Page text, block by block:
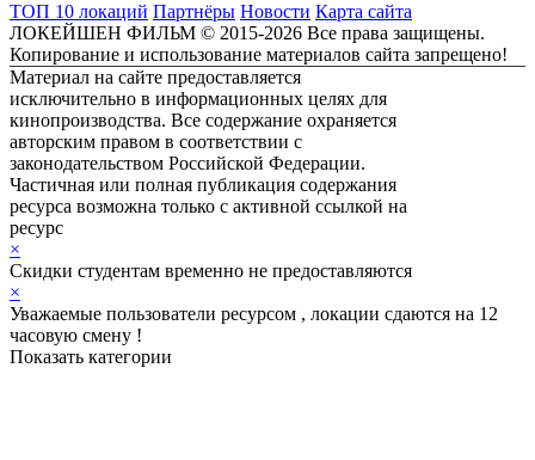
ТОП 10 локаций Партнёры Новости Карта сайта
ЛОКЕЙШЕН ФИЛЬМ © 2015-2026 Все права защищены.
Копирование и использование материалов сайта запрещено!
Материал на сайте предоставляется
исключительно в информационных целях для
кинопроизводства. Все содержание охраняется
авторским правом в соответствии с
законодательством Российской Федерации.
Частичная или полная публикация содержания
ресурса возможна только с активной ссылкой на
ресурс
×
Скидки студентам временно не предоставляются
×
Уважаемые пользователи ресурсом , локации сдаются на 12
часовую смену !
Показать категории